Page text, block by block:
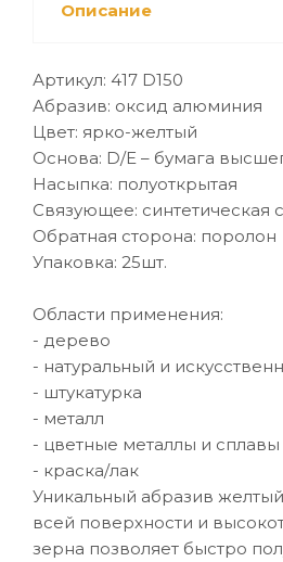
Описание
Артикул: 417 D150
Абразив: оксид алюминия
Цвет: ярко-желтый
Основа: D/E – бумага
Насыпка: полуоткрытая
Связующее: синтетическая
Обратная сторона: поролон
Упаковка: 25шт.
Области применения:
- дерево
- натуральный и
- штукатурка
- металл
- цветные металлы и сплавы
- краска/лак
Уникальный абразив
всей поверхности и
зерна позволяет быстро